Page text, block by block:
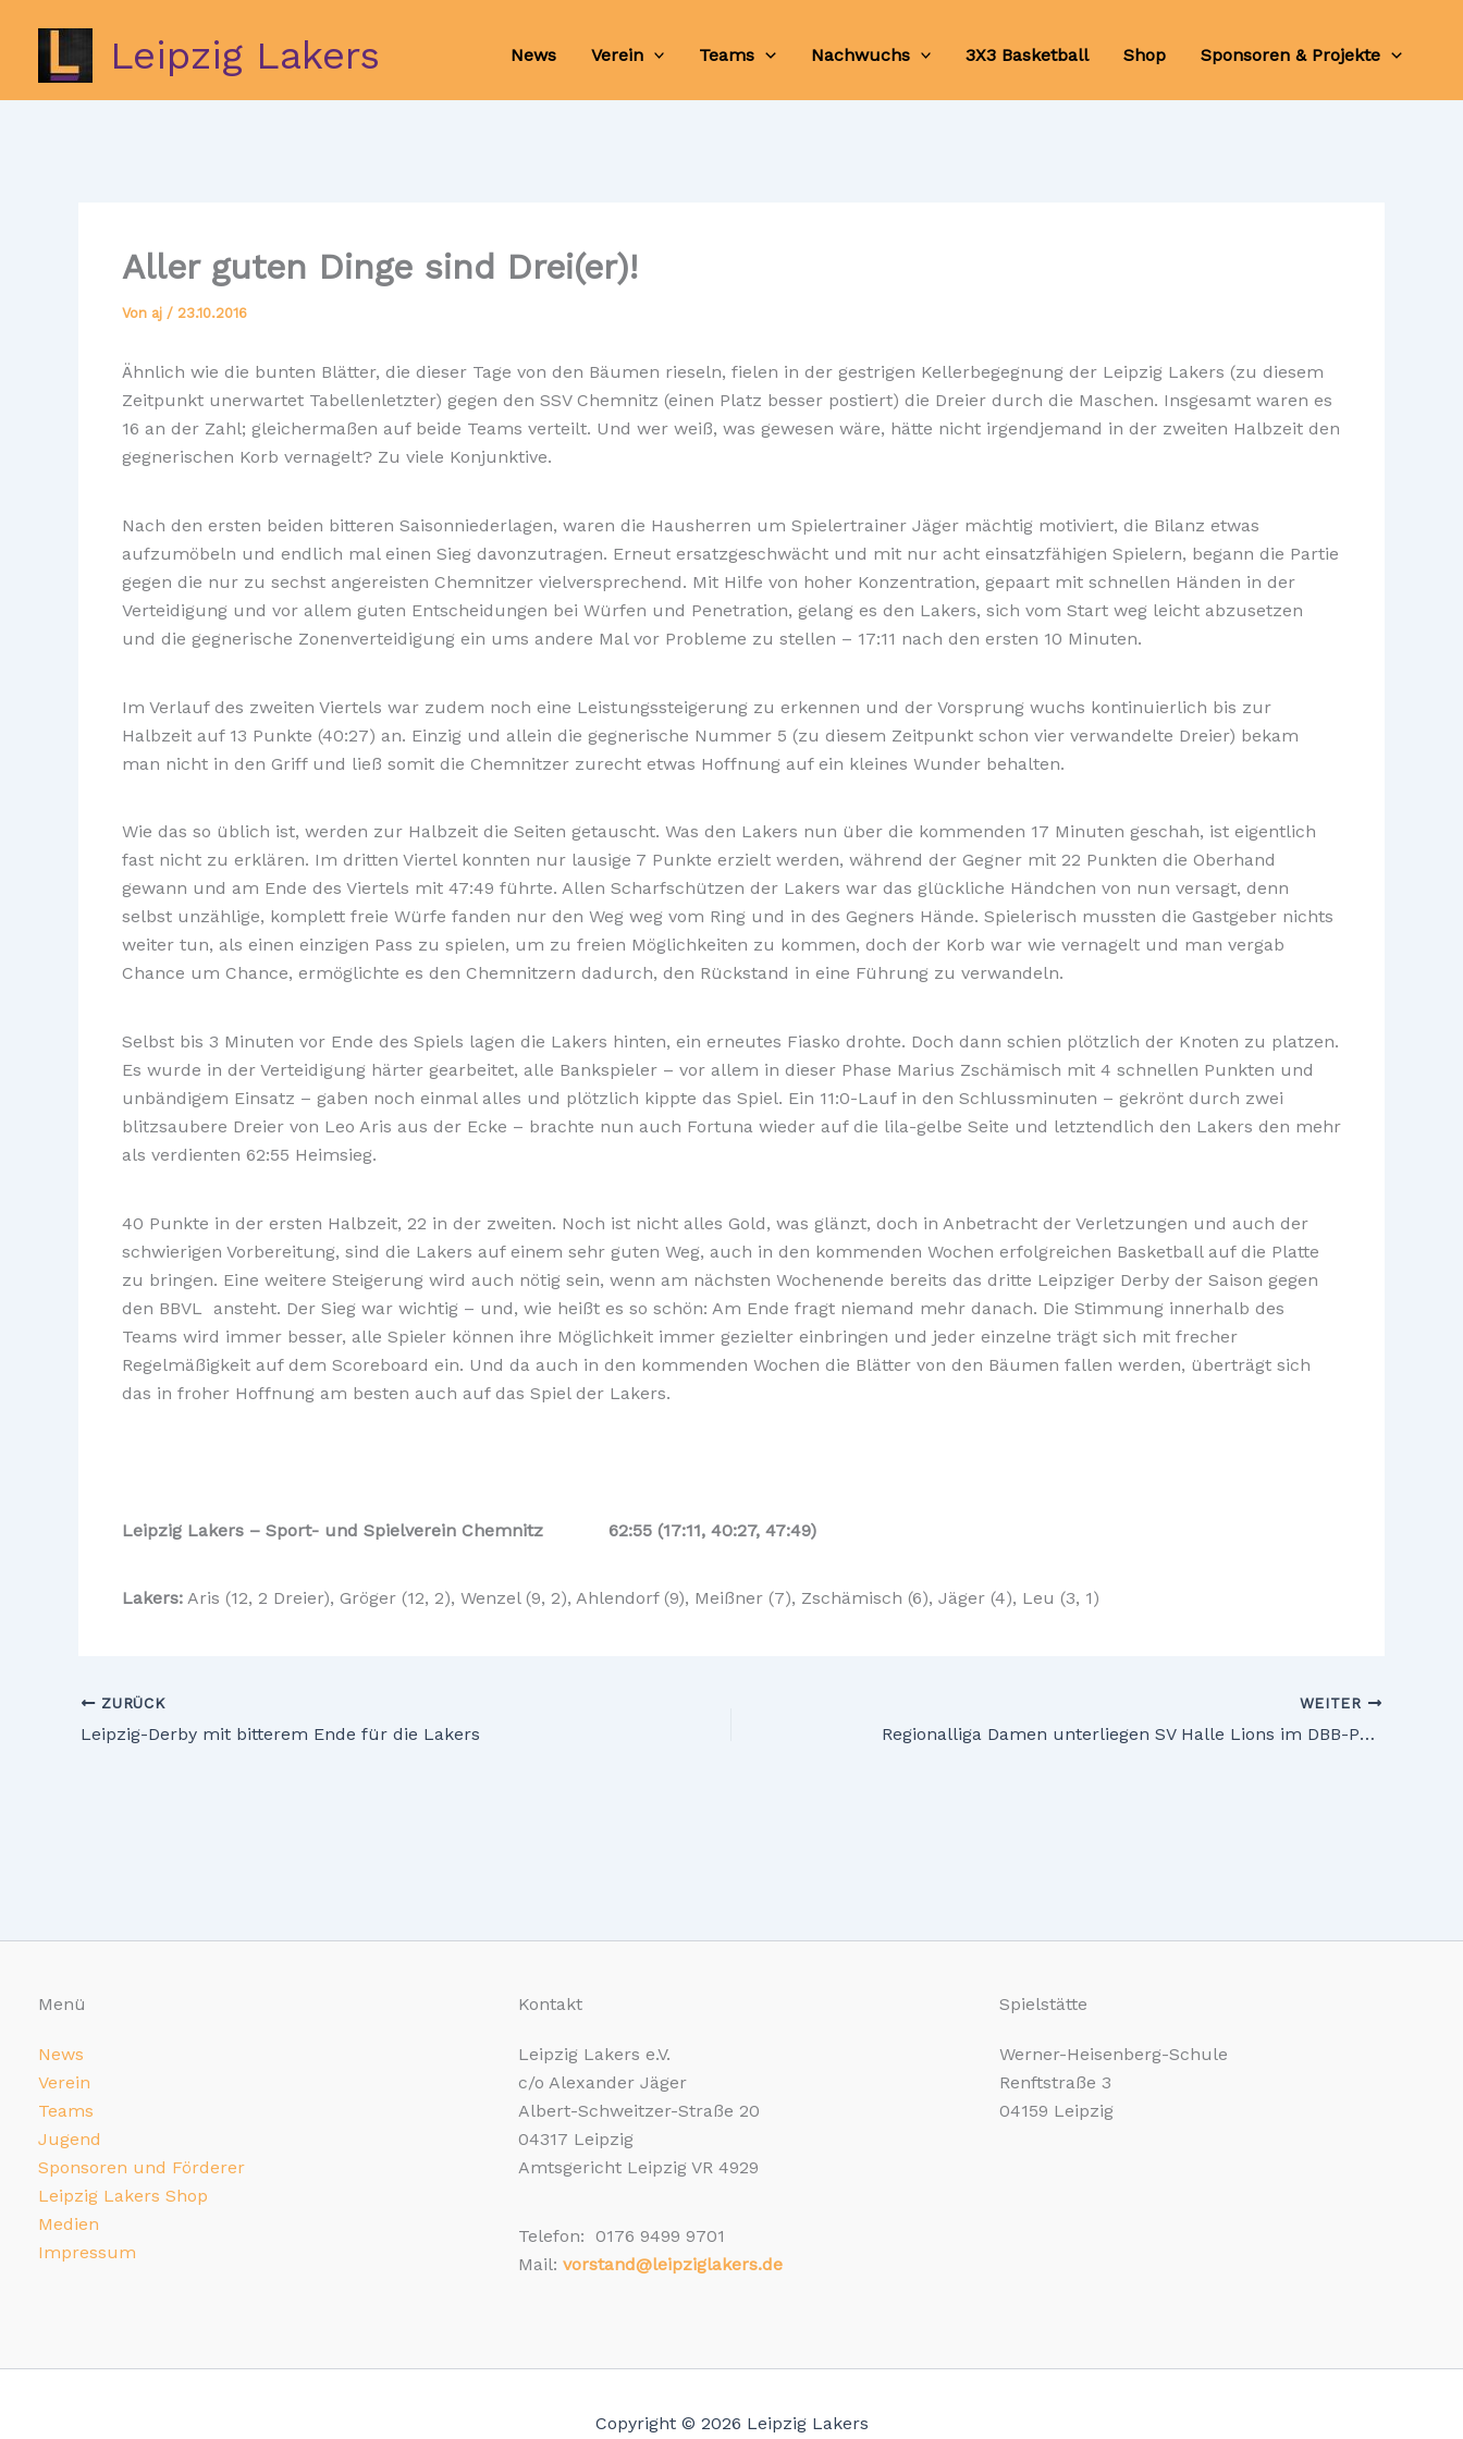
Inhalt
springen
Leipzig Lakers News Verein Teams Nachwuchs 3X3 Basketball Shop Sponsoren & Projekte
Aller guten Dinge sind Drei(er)!
Von aj / 23.10.2016
Ähnlich wie die bunten Blätter, die dieser Tage von den Bäumen rieseln, fielen in der gestrigen Kellerbegegnung der Leipzig Lakers (zu diesem
Zeitpunkt unerwartet Tabellenletzter) gegen den SSV Chemnitz (einen Platz besser postiert) die Dreier durch die Maschen. Insgesamt waren es
16 an der Zahl; gleichermaßen auf beide Teams verteilt. Und wer weiß, was gewesen wäre, hätte nicht irgendjemand in der zweiten Halbzeit den
gegnerischen Korb vernagelt? Zu viele Konjunktive.
Nach den ersten beiden bitteren Saisonniederlagen, waren die Hausherren um Spielertrainer Jäger mächtig motiviert, die Bilanz etwas
aufzumöbeln und endlich mal einen Sieg davonzutragen. Erneut ersatzgeschwächt und mit nur acht einsatzfähigen Spielern, begann die Partie
gegen die nur zu sechst angereisten Chemnitzer vielversprechend. Mit Hilfe von hoher Konzentration, gepaart mit schnellen Händen in der
Verteidigung und vor allem guten Entscheidungen bei Würfen und Penetration, gelang es den Lakers, sich vom Start weg leicht abzusetzen
und die gegnerische Zonenverteidigung ein ums andere Mal vor Probleme zu stellen – 17:11 nach den ersten 10 Minuten.
Im Verlauf des zweiten Viertels war zudem noch eine Leistungssteigerung zu erkennen und der Vorsprung wuchs kontinuierlich bis zur
Halbzeit auf 13 Punkte (40:27) an. Einzig und allein die gegnerische Nummer 5 (zu diesem Zeitpunkt schon vier verwandelte Dreier) bekam
man nicht in den Griff und ließ somit die Chemnitzer zurecht etwas Hoffnung auf ein kleines Wunder behalten.
Wie das so üblich ist, werden zur Halbzeit die Seiten getauscht. Was den Lakers nun über die kommenden 17 Minuten geschah, ist eigentlich
fast nicht zu erklären. Im dritten Viertel konnten nur lausige 7 Punkte erzielt werden, während der Gegner mit 22 Punkten die Oberhand
gewann und am Ende des Viertels mit 47:49 führte. Allen Scharfschützen der Lakers war das glückliche Händchen von nun versagt, denn
selbst unzählige, komplett freie Würfe fanden nur den Weg weg vom Ring und in des Gegners Hände. Spielerisch mussten die Gastgeber nichts
weiter tun, als einen einzigen Pass zu spielen, um zu freien Möglichkeiten zu kommen, doch der Korb war wie vernagelt und man vergab
Chance um Chance, ermöglichte es den Chemnitzern dadurch, den Rückstand in eine Führung zu verwandeln.
Selbst bis 3 Minuten vor Ende des Spiels lagen die Lakers hinten, ein erneutes Fiasko drohte. Doch dann schien plötzlich der Knoten zu platzen.
Es wurde in der Verteidigung härter gearbeitet, alle Bankspieler – vor allem in dieser Phase Marius Zschämisch mit 4 schnellen Punkten und
unbändigem Einsatz – gaben noch einmal alles und plötzlich kippte das Spiel. Ein 11:0-Lauf in den Schlussminuten – gekrönt durch zwei
blitzsaubere Dreier von Leo Aris aus der Ecke – brachte nun auch Fortuna wieder auf die lila-gelbe Seite und letztendlich den Lakers den mehr
als verdienten 62:55 Heimsieg.
40 Punkte in der ersten Halbzeit, 22 in der zweiten. Noch ist nicht alles Gold, was glänzt, doch in Anbetracht der Verletzungen und auch der
schwierigen Vorbereitung, sind die Lakers auf einem sehr guten Weg, auch in den kommenden Wochen erfolgreichen Basketball auf die Platte
zu bringen. Eine weitere Steigerung wird auch nötig sein, wenn am nächsten Wochenende bereits das dritte Leipziger Derby der Saison gegen
den BBVL ansteht. Der Sieg war wichtig – und, wie heißt es so schön: Am Ende fragt niemand mehr danach. Die Stimmung innerhalb des
Teams wird immer besser, alle Spieler können ihre Möglichkeit immer gezielter einbringen und jeder einzelne trägt sich mit frecher
Regelmäßigkeit auf dem Scoreboard ein. Und da auch in den kommenden Wochen die Blätter von den Bäumen fallen werden, überträgt sich
das in froher Hoffnung am besten auch auf das Spiel der Lakers.
Leipzig Lakers – Sport- und Spielverein Chemnitz 62:55 (17:11, 40:27, 47:49)
Lakers: Aris (12, 2 Dreier), Gröger (12, 2), Wenzel (9, 2), Ahlendorf (9), Meißner (7), Zschämisch (6), Jäger (4), Leu (3, 1)
ZURÜCK
Leipzig-Derby mit bitterem Ende für die Lakers
WEITER
Regionalliga Damen unterliegen SV Halle Lions im DBB-Pokal
Menü
News
Verein
Teams
Jugend
Sponsoren und Förderer
Leipzig Lakers Shop
Medien
Impressum
Kontakt
Leipzig Lakers e.V.
c/o Alexander Jäger
Albert-Schweitzer-Straße 20
04317 Leipzig
Amtsgericht Leipzig VR 4929
Telefon: 0176 9499 9701
Mail:vorstand@leipziglakers.de
Spielstätte
Werner-Heisenberg-Schule
Renftstraße 3
04159 Leipzig
Copyright © 2026 Leipzig Lakers